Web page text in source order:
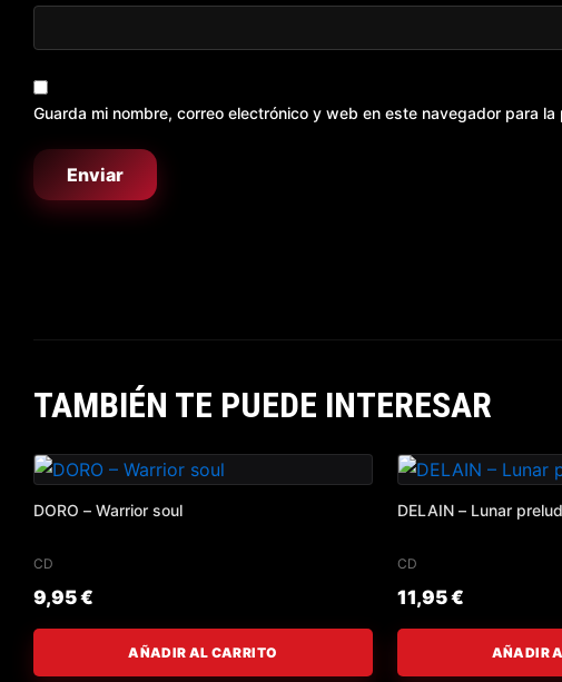
Guarda mi nombre, correo electrónico y web en este navegador para
TAMBIÉN TE PUEDE INTERESAR
DORO – Warrior soul
CD
9,95€
AÑADIR AL CARRITO
DELAIN – Lunar
CD
11,95€
AÑADIR